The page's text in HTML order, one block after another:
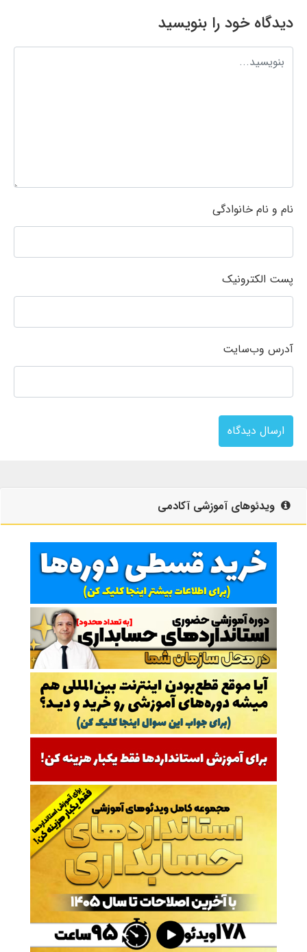
دیدگاه خود را بنویسید
نام و نام خانوادگی
پست الکترونیک
آدرس وب‌سایت
ارسال دیدگاه
ویدئوهای آموزشی آکادمی